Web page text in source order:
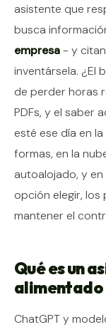
asistente que
busca
empresa- y
inventársela. ¿El
de perder horas
PDFs, y el saber
esté ese día en
formas, en la
autoalojado, y
opción elegir,
mantener el
Qué es un
alimentado
ChatGPT y